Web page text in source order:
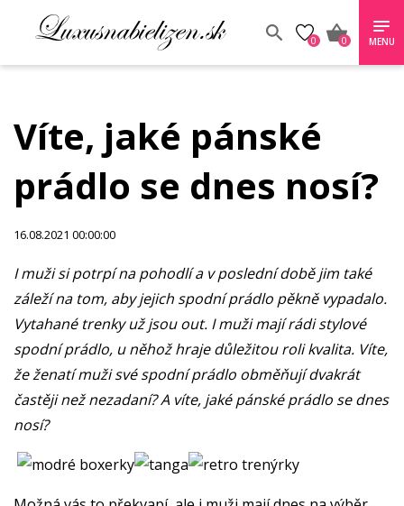
0 0 MENU
Víte, jaké pánské
prádlo se dnes nosí?
16.08.2021 00:00:00
I muži si potrpí na pohodlí a v poslední době jim také
záleží na tom, aby jejich spodní prádlo pěkně vypadalo.
Vytahané trenky už jsou out. I muži mají rádi stylové
spodní prádlo, u něhož hraje důležitou roli kvalita. Víte,
že ženatí muži své spodní prádlo obměňují dvakrát
častěji než nezadaní? A víte, jaké pánské prádlo se dnes
nosí?